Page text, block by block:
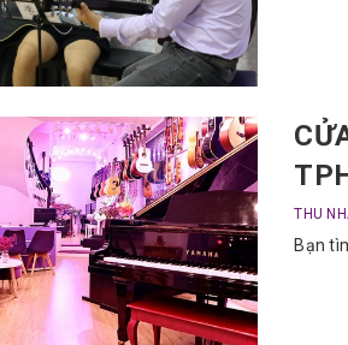
THU
Bạn